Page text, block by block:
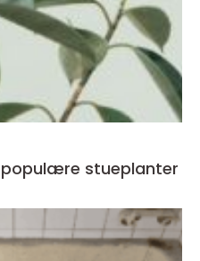
stueplanter